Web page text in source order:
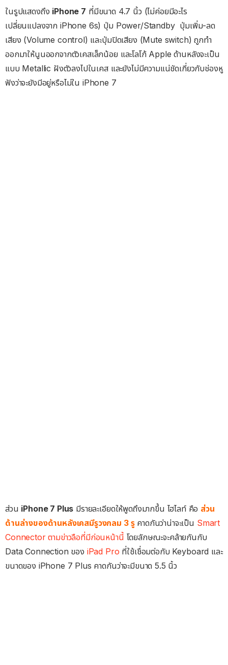
ในรูปแสดงถึง iPhone 7 ที่มีขนาด 4.7 นิ้ว (ไม่ค่อยมีอะไร
เปลี่ยนแปลงจาก iPhone 6s) ปุ่ม Power/Standby ปุ่มเพิ่ม-ลด
เสียง (Volume control) และปุ่มปิดเสียง (Mute switch) ถูกทำ
ออกมาให้นูนออกจากตัวเคสเล็กน้อย และโลโก้ Apple ด้านหลังจะเป็น
แบบ Metallic ฝังตัวลงไปในเคส และยังไม่มีความแน่ชัดเกี่ยวกับช่องหู
ฟังว่าจะยังมีอยู่หรือไม่ใน iPhone 7
ส่วน iPhone 7 Plus มีรายละเอียดให้พูดถึงมากขึ้น ไฮไลท์ คือ ส่วน
ด้านล่างของด้านหลังเคสมีรูวงกลม 3 รูคาดกันว่าน่าจะเป็น Smart
Connector ตามข่าวลือที่มีก่อนหน้านี้ โดยลักษณะจะคล้ายกันกับ
Data Connection ของ iPad Pro ที่ใช้เชื่อมต่อกับ Keyboard และ
ขนาดของ iPhone 7 Plus คาดกันว่าจะมีขนาด 5.5 นิ้ว